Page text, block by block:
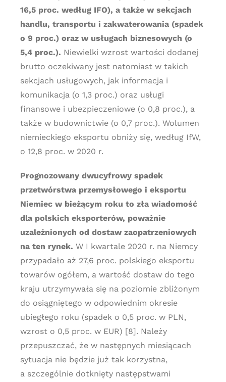
16,5 proc. według IFO), a także w sekcjach
handlu, transportu i zakwaterowania (spadek
o 9 proc.) oraz w usługach biznesowych (o
5,4 proc.). Niewielki wzrost wartości dodanej
brutto oczekiwany jest natomiast w takich
sekcjach usługowych, jak informacja i
komunikacja (o 1,3 proc.) oraz usługi
finansowe i ubezpieczeniowe (o 0,8 proc.), a
także w budownictwie (o 0,7 proc.). Wolumen
niemieckiego eksportu obniży się, według IfW,
o 12,8 proc. w 2020 r.
Prognozowany dwucyfrowy spadek
przetwórstwa przemysłowego i eksportu
Niemiec w bieżącym roku to zła wiadomość
dla polskich eksporterów, poważnie
uzależnionych od dostaw zaopatrzeniowych
na ten rynek. W I kwartale 2020 r. na Niemcy
przypadało aż 27,6 proc. polskiego eksportu
towarów ogółem, a wartość dostaw do tego
kraju utrzymywała się na poziomie zbliżonym
do osiągniętego w odpowiednim okresie
ubiegłego roku (spadek o 0,5 proc. w PLN,
wzrost o 0,5 proc. w EUR) [8]. Należy
przepuszczać, że w następnych miesiącach
sytuacja nie będzie już tak korzystna,
a szczególnie dotknięty następstwami